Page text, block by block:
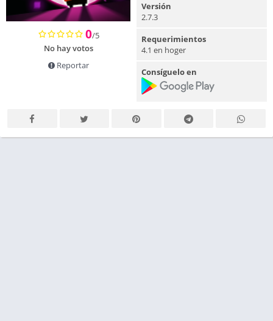
0/5
No hay votos
Reportar
Versión
2.7.3
Requerimientos
4.1 en hoger
Consíguelo en